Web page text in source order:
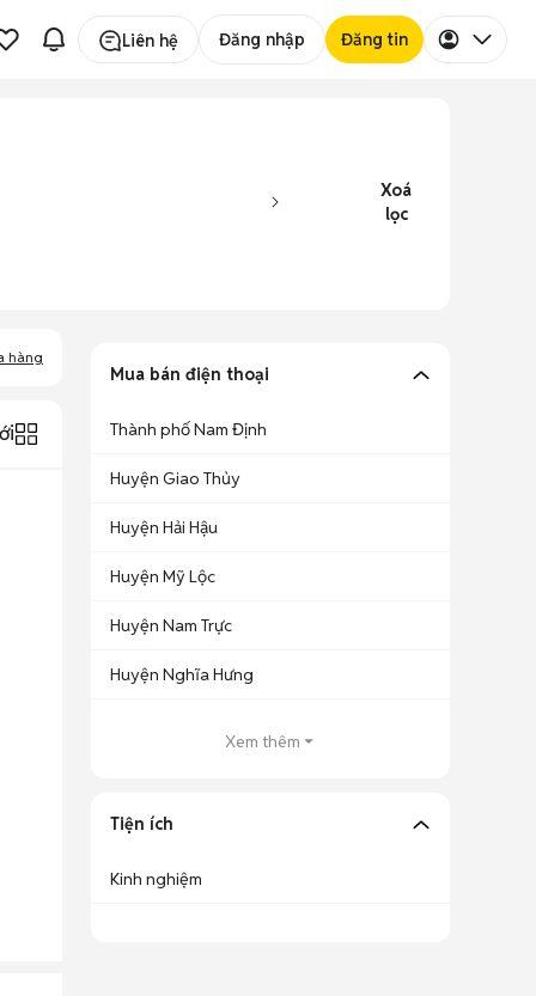
Liên hệ Đăng nhập Đăng tin
Xoá
lọc
hàng
Mua bán điện thoại
Thành phố Nam Định
Huyện Giao Thủy
Huyện Hải Hậu
Huyện Mỹ Lộc
Huyện Nam Trực
Huyện Nghĩa Hưng
Xem thêm
Tiện ích
Kinh nghiệm